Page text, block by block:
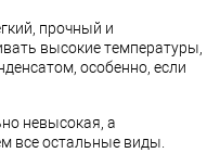
прочный и
высокие температуры,
особенно, если
невысокая, а
все остальные виды.